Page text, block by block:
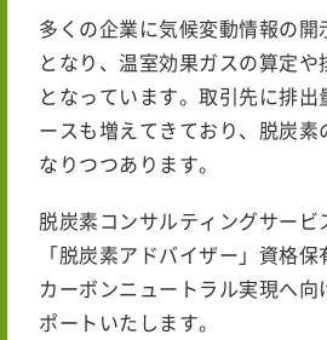
多くの企業に気候変動情報の開
となり、温室効果ガスの算定や
となっています。取引先に排出
ースも増えてきており、脱炭素
なりつつあります。
脱炭素コンサルティングサービ
「脱炭素アドバイザー」資格保
カーボンニュートラル実現へ向
ポートいたします。